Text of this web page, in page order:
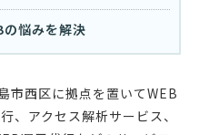
の悩みを解決
市西区に拠点を置いてWEB
、アクセス解析サービス、